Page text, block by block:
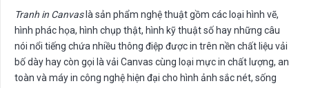
Tranh in Canvaslà sản phẩm nghệ thuật gồm các loại hình vẽ,
hình phác họa, hình chụp thật, hình kỹ thuật số hay những câu
nói nổi tiếng chứa nhiều thông điệp được in trên nền chất liệu vải
bố dày hay còn gọi là vải Canvas cùng loại mực in chất lượng, an
toàn và máy in công nghệ hiện đại cho hình ảnh sắc nét, sống